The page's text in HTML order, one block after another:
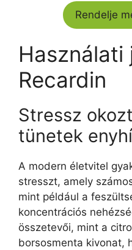
Rendelje
Használati
Recardin
Stressz
tünetek
A modern életvitel
stresszt, amely
mint például a
koncentrációs
összetevői, mint a
borsosmenta kivonat,